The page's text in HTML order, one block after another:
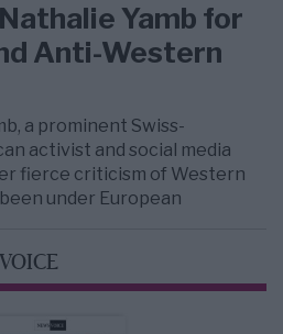
Yamb for
Anti-Western
a prominent Swiss-
activist and social media
fierce criticism of Western
under European